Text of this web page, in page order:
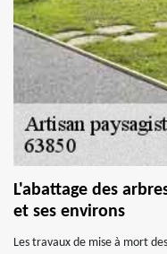
L'abattage des
et ses environs
Les travaux de mise à mort